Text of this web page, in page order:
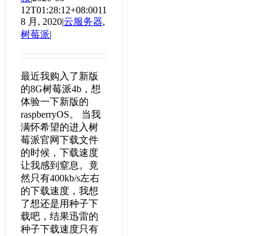
12T01:28:12+08:0011
8 月, 2020|云服务器,
树莓派|
最近我购入了新版
的8G树莓派4b，想
体验一下新版的
raspberryOS。 当我
满怀希望的进入树
莓派官网下载文件
的时候，下载速度
让我感到窒息。竟
然只有400kb/s左右
的下载速度，我想
了想还是用种子下
载吧，结果迅雷的
种子下载速度只有